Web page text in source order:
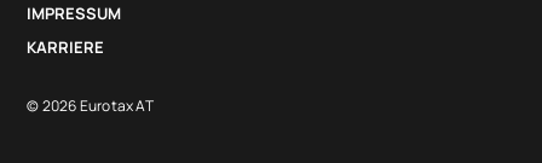
IMPRESSUM
KARRIERE
© 2026 Eurotax AT